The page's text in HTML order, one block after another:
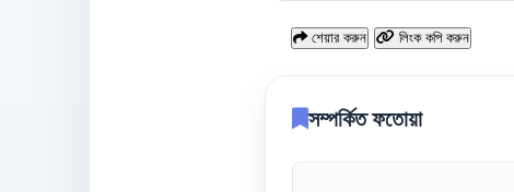
শেয়ার করুন লিংক কপি করুন
সম্পর্কিত ফতোয়া